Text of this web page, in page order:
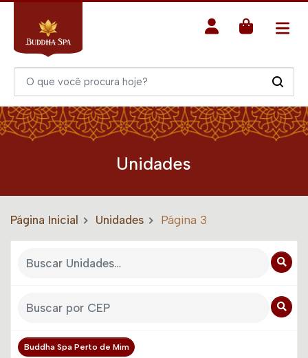
Unidades
Página Inicial Unidades Página 3
Buddha Spa Perto de Mim